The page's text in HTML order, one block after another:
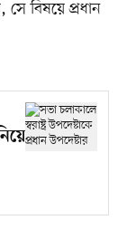
বিষয়ে প্রধান